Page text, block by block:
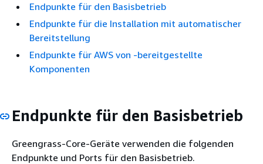
Endpunkte für den Basisbetrieb
Endpunkte für die Installation mit automatischer
Bereitstellung
Endpunkte für AWS von -bereitgestellte
Komponenten
Endpunkte für den Basisbetrieb
Greengrass-Core-Geräte verwenden die folgenden
Endpunkte und Ports für den Basisbetrieb.